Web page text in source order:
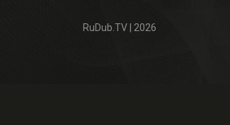
RuDub.TV | 2026